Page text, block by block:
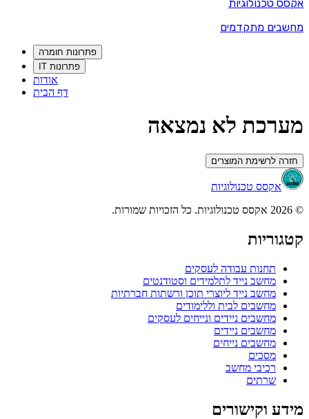
אקסס טכנולוגיות
מחשבים מתקדמים
פתרונות חומרה
פתרונות IT
אודות
דף הבית
מערכת לא נמצאה
חזרה לרשימת המוצרים
אקסס טכנולוגיות
© 2026 אקסס טכנולוגיות. כל הזכויות שמורות.
קטגוריות
תחנות עבודה לעסקים
מחשב נייד לתלמידים וסטודנטים
מחשב נייד ליוצרי תוכן ורשתות חברתיות
מחשבים לבית וללימודים
מחשבים ניידים ונייחים לעסקים
מחשבים ניידים
מחשבים נייחים
מסכים
רכיבי מחשב
שרתים
מידע וקישורים